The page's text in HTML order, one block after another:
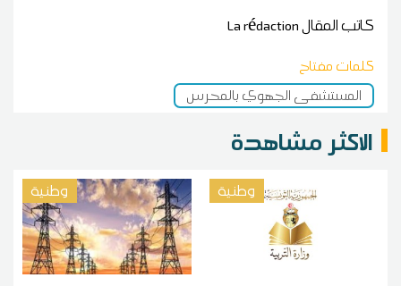
كاتب المقالLa rédaction
كلمات مفتاح
المستشفى الجهوي بالمحرس
الاكثر مشاهدة
وطنية وطنية